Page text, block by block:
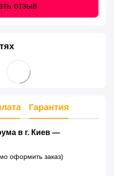
отзыв
Гарантия
в г. Киев —
оформить заказ)